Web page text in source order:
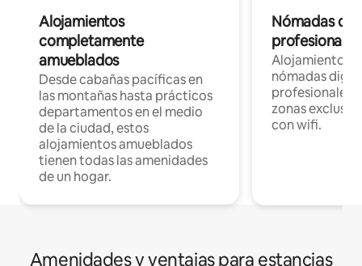
Alojamientos
completamente
amueblados
Desde cabañas pacíficas en
las montañas hasta prácticos
departamentos en el medio
de la ciudad, estos
alojamientos amueblados
tienen todas las amenidades
de un hogar.
Nómadas
Alojamientos
nómadas
profesionales
zonas
con wifi.
Amenidades y ventajas para estancias